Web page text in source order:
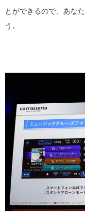
とができるので、あな
う。